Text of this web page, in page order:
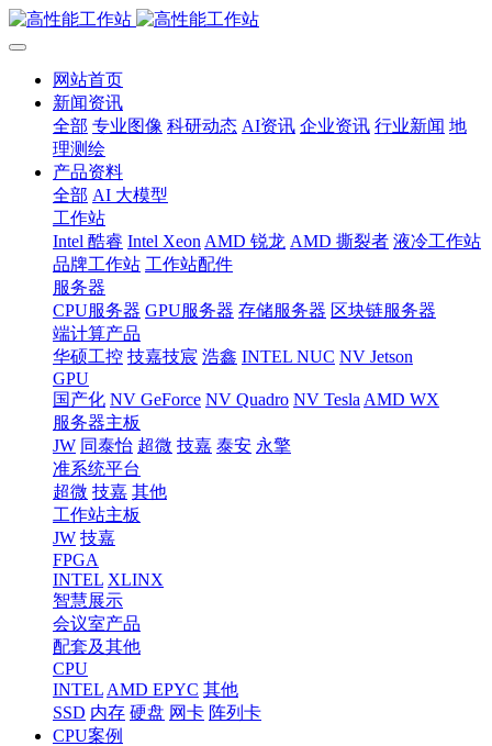
网站首页
新闻资讯
全部 专业图像 科研动态 AI资讯 企业资讯 行业新闻 地
理测绘
产品资料
全部 AI 大模型
工作站
Intel 酷睿 Intel Xeon AMD 锐龙 AMD 撕裂者 液冷工作站
品牌工作站 工作站配件
服务器
CPU服务器 GPU服务器 存储服务器 区块链服务器
端计算产品
华硕工控 技嘉技宸 浩鑫 INTEL NUC NV Jetson
GPU
国产化 NV GeForce NV Quadro NV Tesla AMD WX
服务器主板
JW 同泰怡 超微 技嘉 泰安 永擎
准系统平台
超微 技嘉 其他
工作站主板
JW 技嘉
FPGA
INTEL XLINX
智慧展示
会议室产品
配套及其他
CPU
INTEL AMD EPYC 其他
SSD 内存 硬盘 网卡 阵列卡
CPU案例